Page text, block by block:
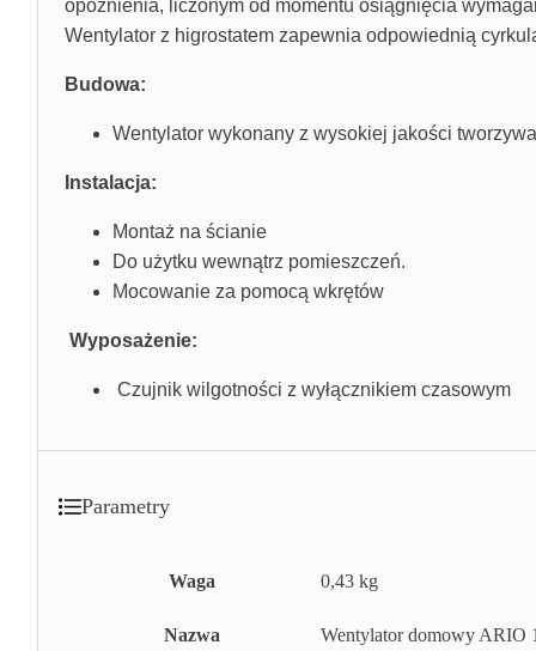
opóźnienia, liczonym od momentu osiągnięcia
Wentylator z higrostatem zapewnia odpowiednią
Budowa:
Wentylator wykonany z wysokiej jakości tworzywa
Instalacja:
Montaż na ścianie
Do użytku wewnątrz pomieszczeń.
Mocowanie za pomocą wkrętów
Wyposażenie:
Czujnik wilgotności z wyłącznikiem czasowym
Parametry
Waga 0,43 kg
Nazwa Wentylator domowy ARIO